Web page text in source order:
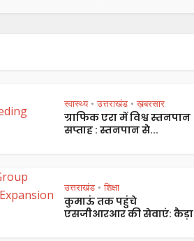
स्वास्थ्य • उत्तराखंड • ख़बरसार
ग्राफिक एरा में विश्व स्तनपान
सप्ताह : स्तनपान से...
उत्तराखंड • शिक्षा
कुमाऊं तक पहुंचे
एसजीआरआर की सेवाएं: कैड़ा